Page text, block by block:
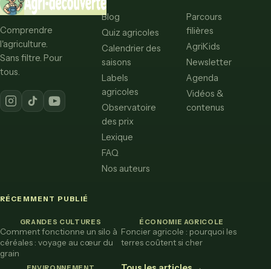
Comprendre
l'agriculture.
Sans filtre. Pour
tous.
Blog
Quiz agricoles
Calendrier des
saisons
Labels
agricoles
Observatoire
des prix
Lexique
FAQ
Nos auteurs
Parcours
filières
AgriKids
Newsletter
Agenda
Vidéos &
contenus
RÉCEMMENT PUBLIÉ
GRANDES CULTURES
Comment fonctionne un silo à
céréales : voyage au cœur du
grain
ÉCONOMIE AGRICOLE
Foncier agricole : pourquoi les
terres coûtent si cher